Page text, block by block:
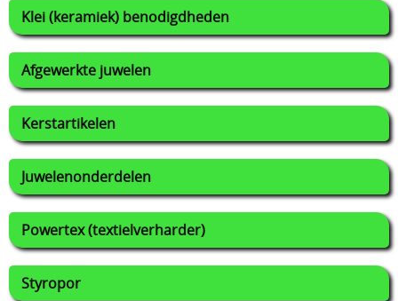
Klei (keramiek) benodigdheden
Afgewerkte juwelen
Kerstartikelen
Juwelenonderdelen
Powertex (textielverharder)
Styropor